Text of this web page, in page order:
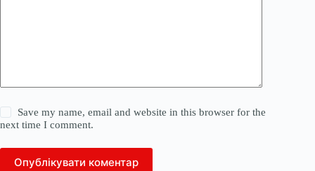
Save my name, email and website in this browser for the
next time I comment.
Опублікувати коментар